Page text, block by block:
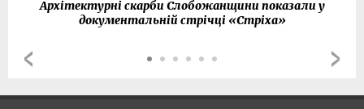
Архітектурні скарби Слобожанщини показали у
документальній стрічці «Стріха»